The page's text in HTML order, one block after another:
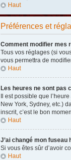
Haut
Préférences et
Comment modifier mes
Tous vos réglages (si
vous permettra de
Haut
Les heures ne sont pas
Il est possible que
New York, Sydney, etc.)
inscrit, c’est le bon
Haut
J’ai changé mon
Si vous êtes sûr d’avoir
Haut